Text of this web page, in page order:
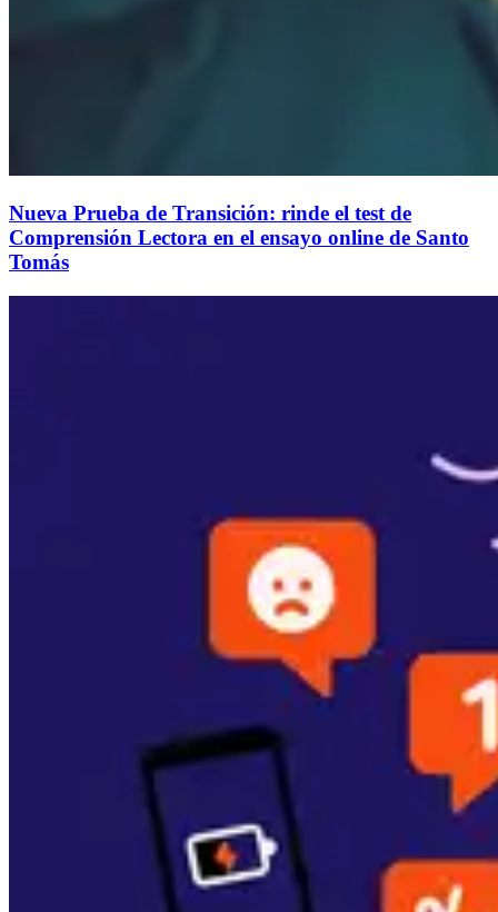
Nueva Prueba de Transición: rinde el test de
Comprensión Lectora en el ensayo online de Santo
Tomás